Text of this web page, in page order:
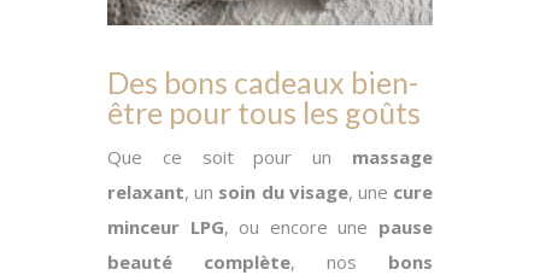
Des bons cadeaux bien-
être pour tous les goûts
Que ce soit pour un massage
relaxant, un soin du visage, une cure
minceur LPG, ou encore une pause
beauté complète, nos bons